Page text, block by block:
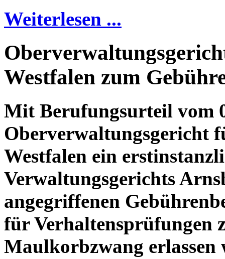
Weiterlesen ...
Westfalen zum
Mit Berufungsurteil vom
Oberverwaltungsgericht
Westfalen ein
Verwaltungsgerichts
angegriffenen
für Verhaltensprüfungen
Maulkorbzwang erlassen